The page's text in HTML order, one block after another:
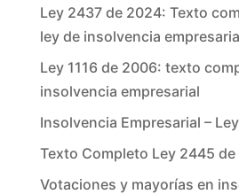
Ley 2437 de 2024: Texto
ley de insolvencia
Ley 1116 de 2006: texto
insolvencia empresarial
Insolvencia Empresarial –
Texto Completo Ley 2445
Votaciones y mayorías en